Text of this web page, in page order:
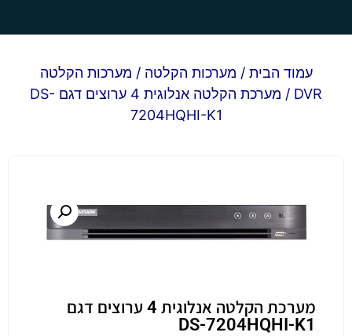
עמוד הבית / מערכות הקלטה / מערכות הקלטה
DVR
/ מערכת הקלטה אנלוגית 4 ערוצים דגם DS-
7204HQHI-K1
מערכת הקלטה אנלוגית 4 ערוצים דגם
DS-7204HQHI-K1